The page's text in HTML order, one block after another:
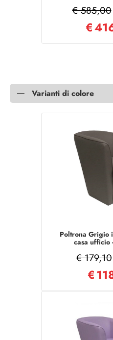
€ 585,00
€
Varianti di colore
Poltrona Grigio
casa ufficio
€ 179,10
€